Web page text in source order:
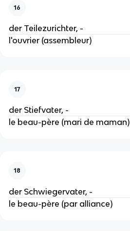
16
der Teilezurichter, -
l'ouvrier (assembleur)
17
der Stiefvater, -
le beau-père (mari de maman)
18
der Schwiegervater, -
le beau-père (par alliance)